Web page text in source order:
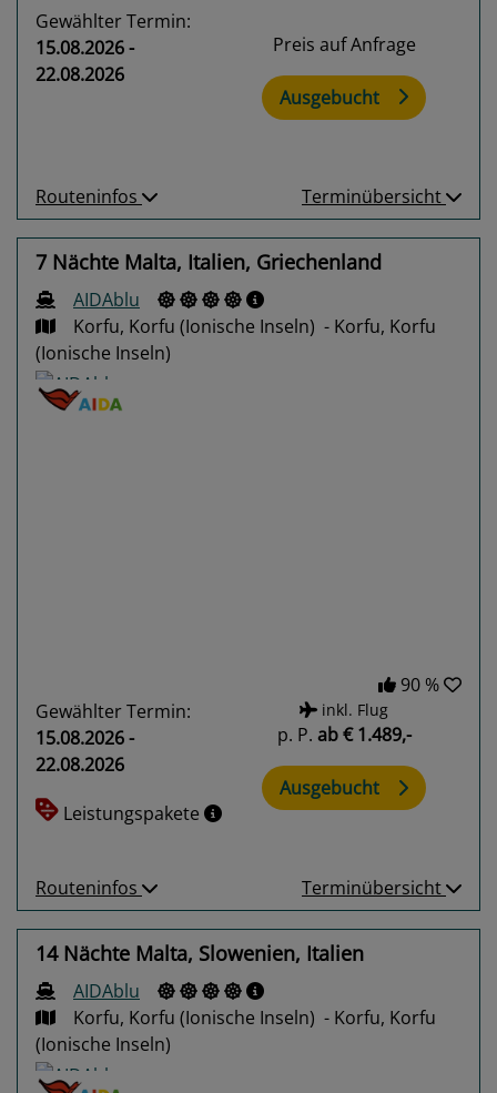
Gewählter Termin:
15.08.2026 -
22.08.2026
Preis auf Anfrage
Ausgebucht
Routeninfos Terminübersicht
7 Nächte Malta, Italien, Griechenland
AIDAblu
Korfu, Korfu (Ionische Inseln) - Korfu, Korfu
(Ionische Inseln)
90 %
Gewählter Termin:
15.08.2026 -
22.08.2026
Leistungspakete
inkl. Flug
p. P. ab€ 1.489,-
Ausgebucht
Routeninfos Terminübersicht
14 Nächte Malta, Slowenien, Italien
AIDAblu
Korfu, Korfu (Ionische Inseln) - Korfu, Korfu
(Ionische Inseln)